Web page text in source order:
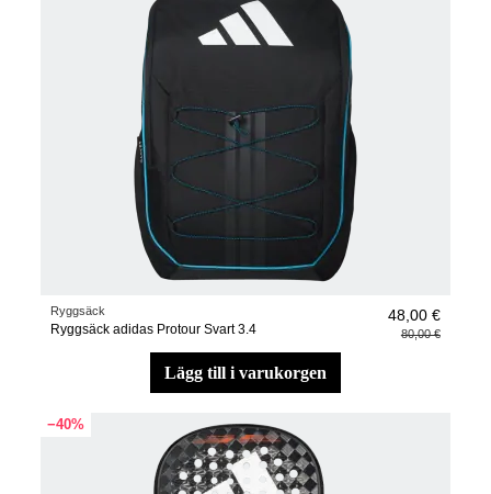
Ryggsäck
Ryggsäck adidas Protour Svart 3.4
48,00 €
80,00 €
lägg till i varukorgen
−40%